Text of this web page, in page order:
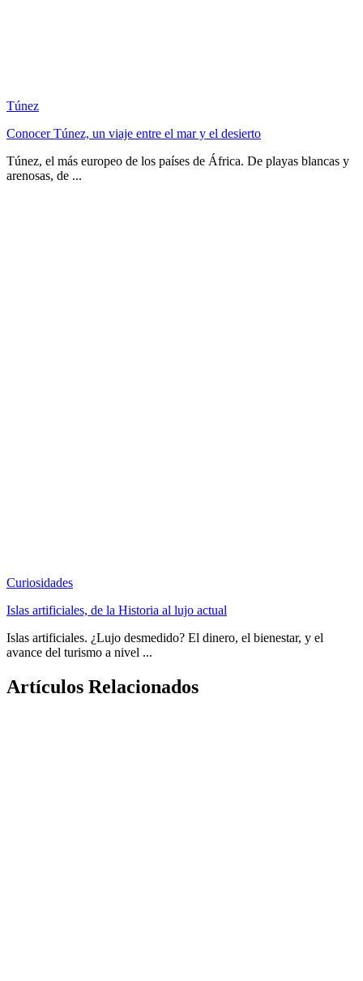
Túnez
Conocer Túnez, un viaje entre el mar y el desierto
Túnez, el más europeo de los países de África. De playas blancas y
arenosas, de ...
Curiosidades
Islas artificiales, de la Historia al lujo actual
Islas artificiales. ¿Lujo desmedido? El dinero, el bienestar, y el
avance del turismo a nivel ...
Artículos Relacionados